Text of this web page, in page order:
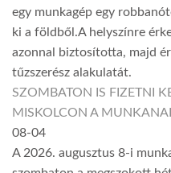
egy munkagép egy
ki a földből.A helyszínre
azonnal biztosította, majd
tűzszerész alakulatát.
SZOMBATON IS FIZETNI
MISKOLCON A
08-04
A 2026. augusztus 8-i